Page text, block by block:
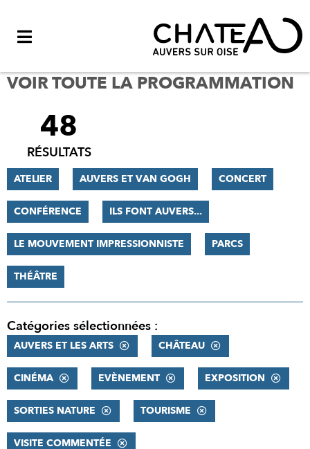
VOIR TOUTE LA PROGRAMMATION
FILTRER
RÉSULTATS
48
RÉSULTATS
ATELIER AUVERS ET VAN GOGH CONCERT
CONFÉRENCE ILS FONT AUVERS...
LE MOUVEMENT IMPRESSIONNISTE PARCS
THÉÂTRE
Catégories sélectionnées :
AUVERS ET LES ARTS CHÂTEAU
CINÉMA EVÈNEMENT EXPOSITION
SORTIES NATURE TOURISME
VISITE COMMENTÉE